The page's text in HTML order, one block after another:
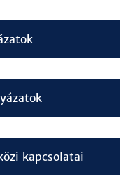
kapcsolatai